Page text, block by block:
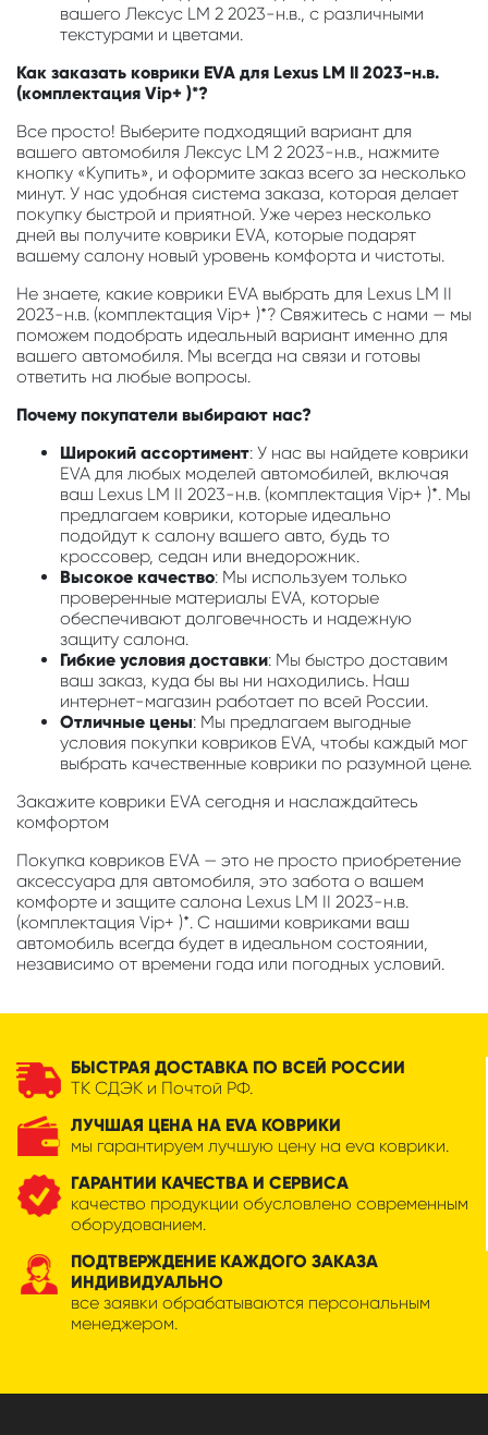
вашего Лексус LM 2 2023-н.в., с различными
текстурами и цветами.
Как заказать коврики EVA для Lexus LM II 2023-н.в.
(комплектация Vip+ )*?
Все просто! Выберите подходящий вариант для
вашего автомобиля Лексус LM 2 2023-н.в., нажмите
кнопку «Купить», и оформите заказ всего за несколько
минут. У нас удобная система заказа, которая делает
покупку быстрой и приятной. Уже через несколько
дней вы получите коврики EVA, которые подарят
вашему салону новый уровень комфорта и чистоты.
Не знаете, какие коврики EVA выбрать для Lexus LM II
2023-н.в. (комплектация Vip+ )*? Свяжитесь с нами — мы
поможем подобрать идеальный вариант именно для
вашего автомобиля. Мы всегда на связи и готовы
ответить на любые вопросы.
Почему покупатели выбирают нас?
Широкий ассортимент: У нас вы найдете коврики
EVA для любых моделей автомобилей, включая
ваш Lexus LM II 2023-н.в. (комплектация Vip+ )*. Мы
предлагаем коврики, которые идеально
подойдут к салону вашего авто, будь то
кроссовер, седан или внедорожник.
Высокое качество: Мы используем только
проверенные материалы EVA, которые
обеспечивают долговечность и надежную
защиту салона.
Гибкие условия доставки: Мы быстро доставим
ваш заказ, куда бы вы ни находились. Наш
интернет-магазин работает по всей России.
Отличные цены: Мы предлагаем выгодные
условия покупки ковриков EVA, чтобы каждый мог
выбрать качественные коврики по разумной цене.
Закажите коврики EVA сегодня и наслаждайтесь
комфортом
Покупка ковриков EVA — это не просто приобретение
аксессуара для автомобиля, это забота о вашем
комфорте и защите салона Lexus LM II 2023-н.в.
(комплектация Vip+ )*. С нашими ковриками ваш
автомобиль всегда будет в идеальном состоянии,
независимо от времени года или погодных условий.
БЫСТРАЯ ДОСТАВКА ПО ВСЕЙ РОССИИ
ТК СДЭК и Почтой РФ.
ЛУЧШАЯ ЦЕНА НА EVA КОВРИКИ
мы гарантируем лучшую цену на eva коврики.
ГАРАНТИИ КАЧЕСТВА И СЕРВИСА
качество продукции обусловлено современным
оборудованием.
ПОДТВЕРЖДЕНИЕ КАЖДОГО ЗАКАЗА
ИНДИВИДУАЛЬНО
все заявки обрабатываются персональным
менеджером.